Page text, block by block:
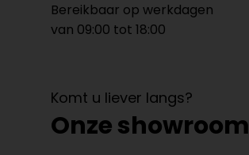
Bereikbaar op werkdagen
van 09:00 tot 18:00
Komt u liever langs?
Onze showroom